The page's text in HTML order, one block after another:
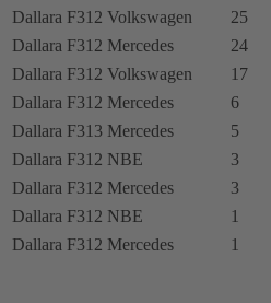
Dallara F312 Volkswagen
25
Dallara F312 Mercedes
24
Dallara F312 Volkswagen
17
Dallara F312 Mercedes
6
Dallara F313 Mercedes
5
Dallara F312 NBE
3
Dallara F312 Mercedes
3
Dallara F312 NBE
1
Dallara F312 Mercedes 1